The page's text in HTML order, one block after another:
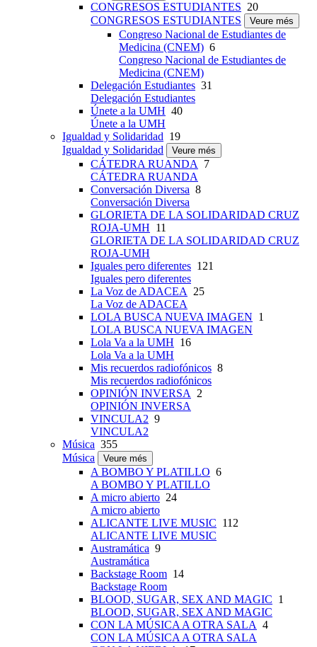
CONGRESOS ESTUDIANTES 20
CONGRESOS ESTUDIANTES
Veure més
Congreso Nacional de Estudiantes de
Medicina (CNEM) 6
Congreso Nacional de Estudiantes de
Medicina (CNEM)
Delegación Estudiantes 31
Delegación Estudiantes
Únete a la UMH 40
Únete a la UMH
Igualdad y Solidaridad 19
Igualdad y Solidaridad
Veure més
CÁTEDRA RUANDA
7
CÁTEDRA RUANDA
Conversación Diversa 8
Conversación Diversa
GLORIETA DE LA SOLIDARIDAD CRUZ
ROJA-UMH 11
GLORIETA DE LA SOLIDARIDAD CRUZ
ROJA-UMH
Iguales pero diferentes 121
Iguales pero diferentes
La Voz de ADACEA
25
La Voz de ADACEA
LOLA BUSCA NUEVA IMAGEN 1
LOLA BUSCA NUEVA IMAGEN
Lola Va a la UMH 16
Lola Va a la UMH
Mis recuerdos radiofónicos 8
Mis recuerdos radiofónicos
OPINIÓN INVERSA
2
OPINIÓN INVERSA
VINCULA2 9
VINCULA2
Música 355
Música
Veure més
A BOMBO Y PLATILLO 6
A BOMBO Y PLATILLO
A micro abierto 24
A micro abierto
ALICANTE LIVE MUSIC 112
ALICANTE LIVE MUSIC
Austramática 9
Austramática
Backstage Room 14
Backstage Room
BLOOD, SUGAR, SEX AND MAGIC 1
BLOOD, SUGAR, SEX AND MAGIC
CON LA MÚSICA A OTRA SALA 4
CON LA MÚSICA A OTRA SALA